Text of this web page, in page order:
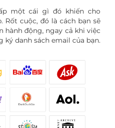
một cái gì đó khiến cho
Rốt cuộc, đó là cách bạn sẽ
động, ngay cả khi việc
ký danh sách email của bạn.